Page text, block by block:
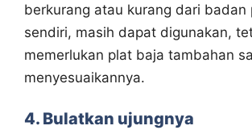
berkurang atau kurang dari badan
sendiri, masih dapat digunakan,
memerlukan plat baja tambahan
menyesuaikannya.
4. Bulatkan ujungnya